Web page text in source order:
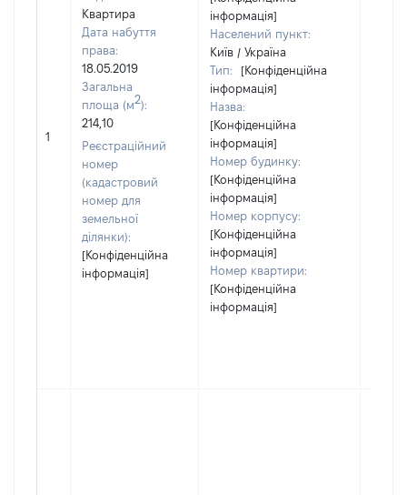
1
Квартира
Дата набуття
права:
18.05.2019
Загальна
площа (м2):
214,10
Реєстраційний
номер
(кадастровий
номер для
земельної
ділянки):
[Конфіденційна
інформація]
інформація]
Населений пункт:
Київ / Україна
Тип:
[Конфіденційна
інформація]
Назва:
[Конфіденційна
інформація]
Номер будинку:
[Конфіденційна
інформація]
Номер корпусу:
[Конфіденційна
інформація]
Номер квартири:
[Конфіденційна
інформація]